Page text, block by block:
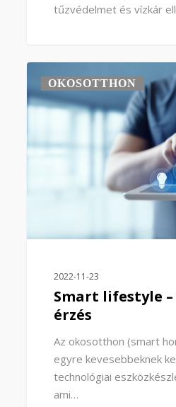
tűzvédelmet és vízkár
OKOSOTTHON
2022-11-23
Smart lifestyle
érzés
Az okosotthon (smart
egyre kevesebbeknek
technológiai
ami…
0